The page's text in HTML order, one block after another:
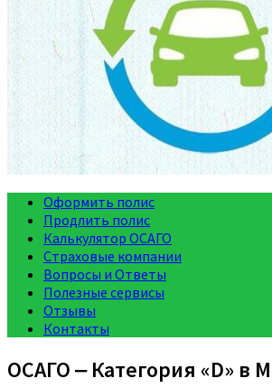
Оформить полис
Продлить полис
Калькулятор ОСАГО
Страховые компании
Вопросы и Ответы
Полезные сервисы
Отзывы
Контакты
ОСАГО ‒ Категория «D» в